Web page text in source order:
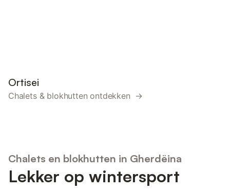
Ortisei
Chalets & blokhutten ontdekken →
Chalets en blokhutten in Gherdëina
Lekker op wintersport